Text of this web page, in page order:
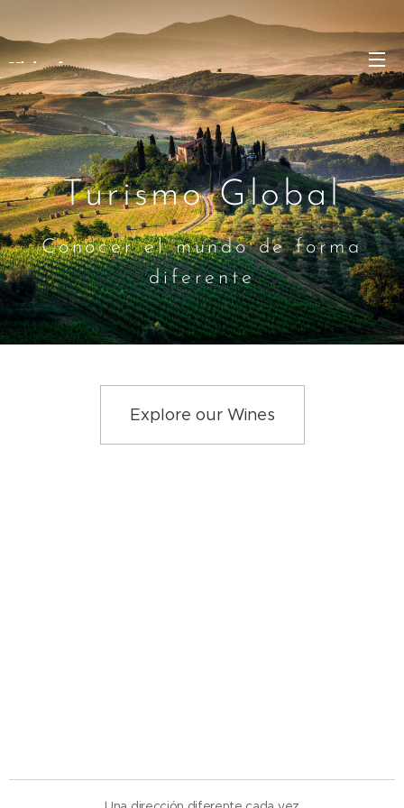
Viajando
Turismo Global
Conocer el mundo de forma
diferente
Explore our Wines